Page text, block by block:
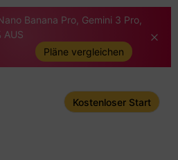
Banana Pro, Gemini 3 Pro,
AUS
Pläne vergleichen
Kostenloser Start